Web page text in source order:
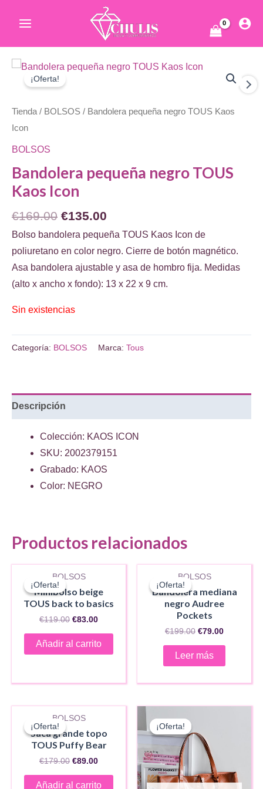
Menu
¡Oferta!
Tienda / BOLSOS / Bandolera pequeña negro TOUS Kaos
Icon
BOLSOS
Bandolera pequeña negro TOUS
Kaos Icon
€169.00 El
precio
original
era:
€169.00.
€135.00
precio
actual
es:
€135.00.
Bolso bandolera pequeña TOUS Kaos Icon de
poliuretano en color negro. Cierre de botón magnético.
Asa bandolera ajustable y asa de hombro fija. Medidas
(alto x ancho x fondo): 13 x 22 x 9 cm.
Sin existencias
Categoría: BOLSOS Marca: Tous
Descripción
Colección: KAOS ICON
SKU: 2002379151
Grabado: KAOS
Color: NEGRO
Productos relacionados
¡Oferta!
¡Oferta!
BOLSOS
Minibolso beige
TOUS back to basics
€119.00 El
original
€83.00El
actual
Añadir al carrito
¡Oferta!
AGOTADO
¡Oferta!
BOLSOS
Bandolera mediana
negro Audree
Pockets
€199.00 El
original
€79.00El
Leer más
¡Oferta!
¡Oferta!
BOLSOS
Saca grande topo
TOUS Puffy Bear
€179.00 El
original
€89.00El
actual
Añadir al carrito
¡Oferta!
¡Oferta!